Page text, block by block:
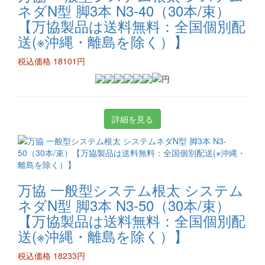
ネダN型 脚3本 N3-40（30本/束）
【万協製品は送料無料：全国個別配
送(※沖縄・離島を除く）】
税込価格 18101円
詳細を見る
万協 一般型システム根太 システム
ネダN型 脚3本 N3-50（30本/束）
【万協製品は送料無料：全国個別配
送(※沖縄・離島を除く）】
税込価格 18233円